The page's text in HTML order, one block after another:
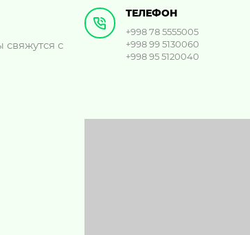
с
ТЕЛЕФОН
+998 78 5555005
+998 99 5130060
+998 95 5120040